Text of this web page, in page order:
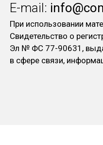
E-mail:
При использовании
Свидетельство о
Эл № ФC 77-90631,
в сфере связи,